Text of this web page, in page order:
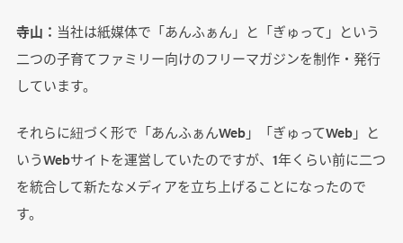
寺山： 当社は紙媒体で「あんふぁん」と「ぎゅって」という
二つの子育てファミリー向けのフリーマガジンを制作・発行
しています。
それらに紐づく形で「あんふぁんWeb」「ぎゅってWeb」と
いうWebサイトを運営していたのですが、1年くらい前に二つ
を統合して新たなメディアを立ち上げることになったので
す。